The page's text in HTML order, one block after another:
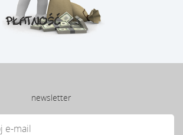
newsletter